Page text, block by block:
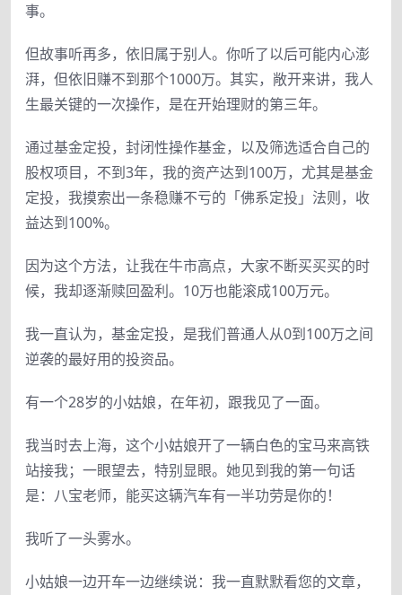
事。
但故事听再多，依旧属于别人。你听了以后可能内心澎
湃，但依旧赚不到那个1000万。其实，敞开来讲，我人
生最关键的一次操作，是在开始理财的第三年。
通过基金定投，封闭性操作基金，以及筛选适合自己的
股权项目，不到3年，我的资产达到100万，尤其是基金
定投，我摸索出一条稳赚不亏的「佛系定投」法则，收
益达到100%。
因为这个方法，让我在牛市高点，大家不断买买买的时
候，我却逐渐赎回盈利。10万也能滚成100万元。
我一直认为，基金定投，是我们普通人从0到100万之间
逆袭的最好用的投资品。
有一个28岁的小姑娘，在年初，跟我见了一面。
我当时去上海，这个小姑娘开了一辆白色的宝马来高铁
站接我；一眼望去，特别显眼。她见到我的第一句话
是：八宝老师，能买这辆汽车有一半功劳是你的！
我听了一头雾水。
小姑娘一边开车一边继续说：我一直默默看您的文章，